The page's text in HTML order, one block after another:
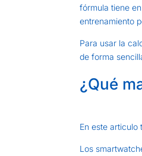
fórmula tiene
entrenamiento
Para usar la
de forma
¿Qué
En este
Los